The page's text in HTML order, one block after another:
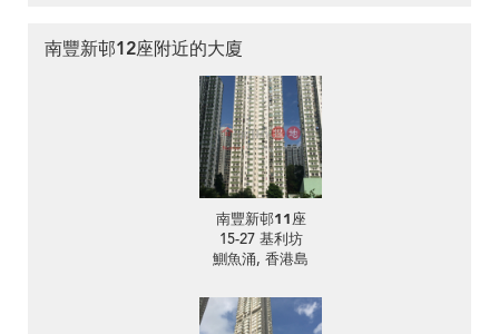
南豐新邨12座附近的大廈
南豐新邨11座
15-27 基利坊
鰂魚涌, 香港島